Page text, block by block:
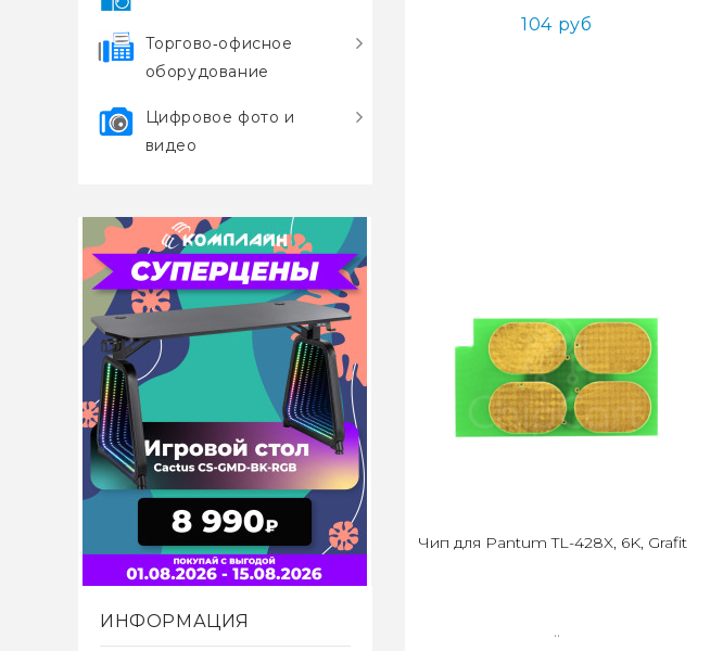
Торгово‑офисное
оборудование
Цифровое фото и
видео
ИНФОРМАЦИЯ
104 руб
Чип для Pantum TL-428X, 6K, Grafit
..